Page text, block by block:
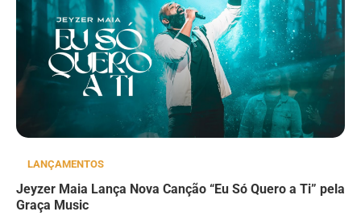
LANÇAMENTOS
Jeyzer Maia Lança Nova Canção “Eu Só Quero a Ti” pela
Graça Music